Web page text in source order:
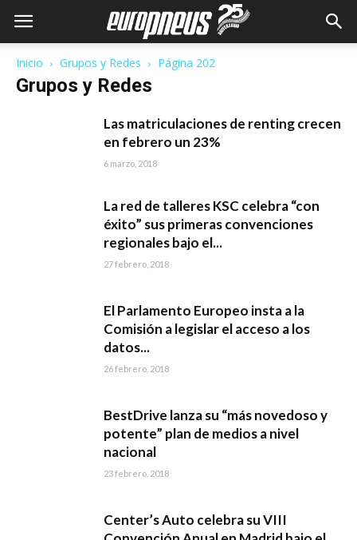
Inicio Grupos y Redes Página 202
Grupos y Redes
Las matriculaciones de renting crecen
en febrero un 23%
6 marzo, 2018
La red de talleres KSC celebra “con
éxito” sus primeras convenciones
regionales bajo el...
27 febrero, 2018
El Parlamento Europeo insta a la
Comisión a legislar el acceso a los
datos...
26 febrero, 2018
BestDrive lanza su “más novedoso y
potente” plan de medios a nivel
nacional
23 febrero, 2018
Center’s Auto celebra su VIII